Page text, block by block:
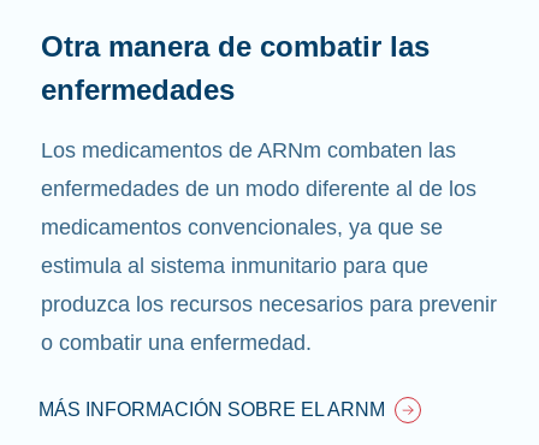
Otra manera de combatir las
enfermedades
Los medicamentos de ARNm combaten las
enfermedades de un modo diferente al de los
medicamentos convencionales, ya que se
estimula al sistema inmunitario para que
produzca los recursos necesarios para prevenir
o combatir una enfermedad.
MÁS INFORMACIÓN SOBRE EL ARNM